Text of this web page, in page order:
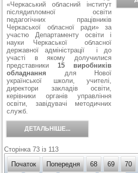
«Черкаський обласний інститут
післядипломної освіти
педагогічних працівників
Черкаської обласної ради» за
участю Департаменту освіти і
науки Черкаської обласної
державної адміністрації і до
участі в якому долучилися
представники 15 виробників
обладнання для Нової
української школи, учителі,
директори закладів освіти,
керівники органів управління
освіти, завідувачі методичних
служб.
ДЕТАЛЬНІШЕ...
Сторінка 73 із 113
Початок
Попередня 68 69 70